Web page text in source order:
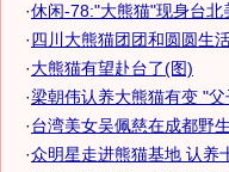
·休闲-78:"大熊猫"现身台北
·四川大熊猫团团和圆圆生
·大熊猫有望赴台了(图)
·梁朝伟认养大熊猫有变 "
·台湾美女吴佩慈在成都野
·众明星走进熊猫基地 认养